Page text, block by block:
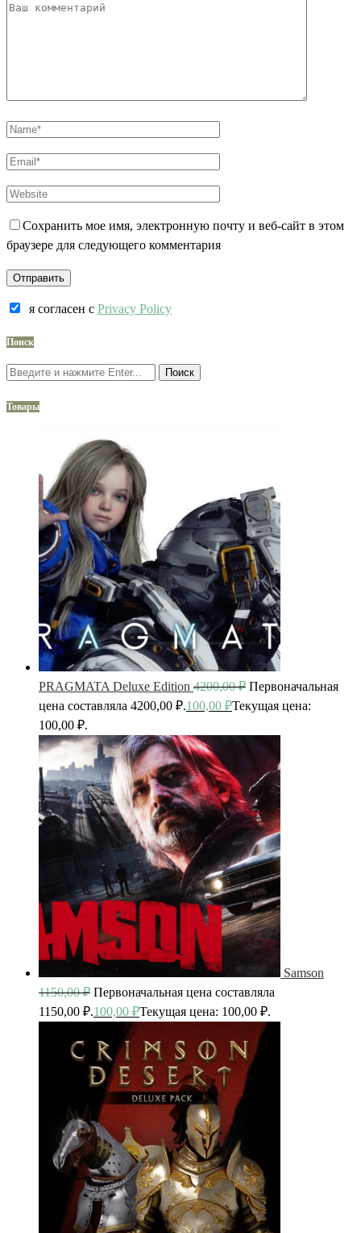
Сохранить мое имя, электронную почту и веб-сайт в этом
браузере для следующего комментария
я согласен c Privacy Policy
Поиск
Поиск
Товары
PRAGMATA Deluxe Edition 4200,00₽ Первоначальная
цена составляла 4200,00 ₽.100,00 ₽Текущая цена:
100,00 ₽.
Samson
1150,00₽ Первоначальная цена составляла
1150,00 ₽.100,00 ₽Текущая цена: 100,00 ₽.